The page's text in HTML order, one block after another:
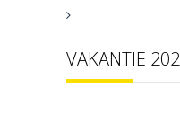
VAKANTIE